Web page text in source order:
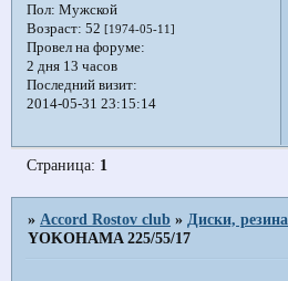
Пол: Мужской
Возраст: 52 [1974-05-11]
Провел на форуме:
2 дня 13 часов
Последний визит:
2014-05-31 23:15:14
Страница: 1
» Accord Rostov club » Диски, резина
YOKOHAMA 225/55/17